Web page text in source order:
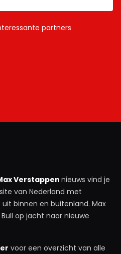
partners
Verstappennieuws vind je
van Nederland met
binnen en buitenland. Max
op jacht naar nieuwe
voor een overzicht van alle